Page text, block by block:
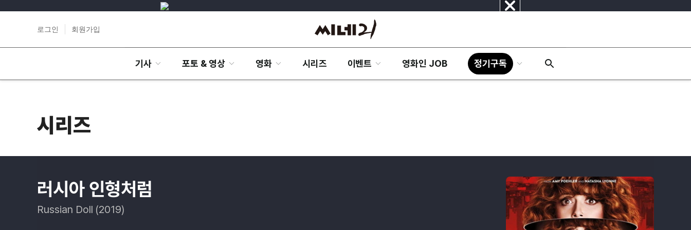
닫
로그인 회원가입
기사 포토 & 영상 영화 시리즈 이벤트 영화인 JOB 정기구독
시리즈
러시아 인형처럼
Russian Doll (2019)